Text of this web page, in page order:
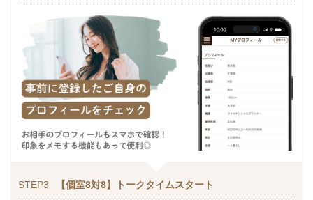
STEP3 【個室8対8】トークタイムスタート